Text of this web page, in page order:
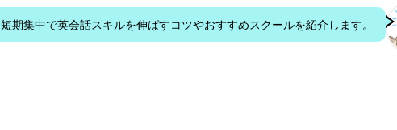
短期集中で英会話スキルを伸ばすコツやおすすめスクールを紹介します。